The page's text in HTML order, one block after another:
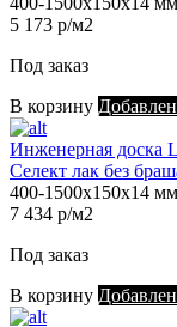
5 173 р/м2
Под заказ
В корзину Добавлен
Инженерная доска
Селект лак без
400-1500х150х14 мм
7 434 р/м2
Под заказ
В корзину Добавлен